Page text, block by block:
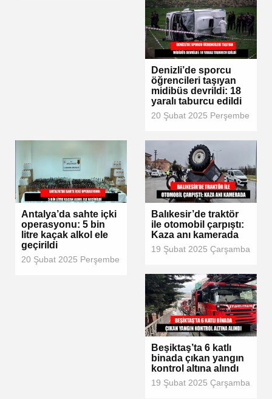
Denizli’de sporcu
öğrencileri taşıyan
midibüs devrildi: 18
yaralı taburcu edildi
20 Şubat 2025 Perşembe
Antalya’da sahte içki
operasyonu: 5 bin
litre kaçak alkol ele
geçirildi
20 Şubat 2025 Perşembe
Balıkesir’de traktör
ile otomobil çarpıştı:
Kaza anı kamerada
19 Şubat 2025 Çarşamba
Beşiktaş’ta 6 katlı
binada çıkan yangın
kontrol altına alındı
19 Şubat 2025 Çarşamba